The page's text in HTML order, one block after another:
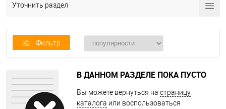
Уточнить раздел
Фильтр
В ДАННОМ РАЗДЕЛЕ ПОКА ПУСТО
Вы можете вернуться на страницу
каталога или воспользоваться